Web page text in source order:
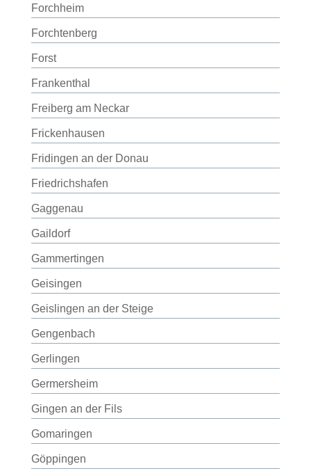
Forchheim
Forchtenberg
Forst
Frankenthal
Freiberg am Neckar
Frickenhausen
Fridingen an der Donau
Friedrichshafen
Gaggenau
Gaildorf
Gammertingen
Geisingen
Geislingen an der Steige
Gengenbach
Gerlingen
Germersheim
Gingen an der Fils
Gomaringen
Göppingen